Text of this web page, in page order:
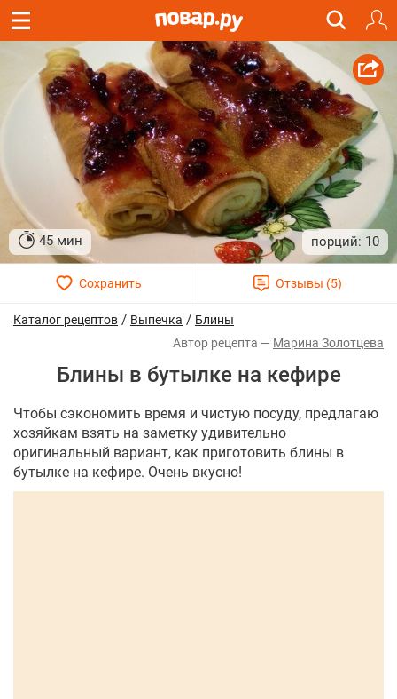
45 мин 10
Каталог рецептов / Выпечка / Блины
Марина Золотцева
Блины в бутылке на кефире
Чтобы сэкономить время и чистую посуду, предлагаю
хозяйкам взять на заметку удивительно
оригинальный вариант, как приготовить блины в
бутылке на кефире. Очень вкусно!